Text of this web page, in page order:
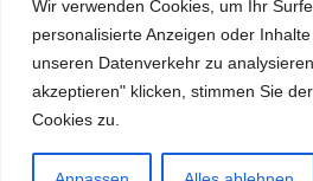
Wir verwenden Cookies, um Ihr
personalisierte Anzeigen oder
unseren Datenverkehr zu
akzeptieren" klicken, stimmen Sie
Cookies zu.
Stolz präsentiert von WordPress |
HomeDatenschutzerklärungImpressum